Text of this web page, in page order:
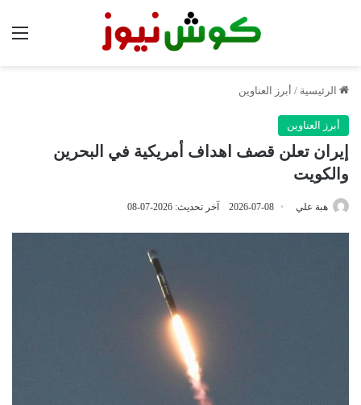
الرئيسية / أبرز العناوين
أبرز العناوين
إيران تعلن قصف اهداف أمريكية في البحرين
والكويت
هبة علي 2026-07-08 آخر تحديث: 2026-07-08